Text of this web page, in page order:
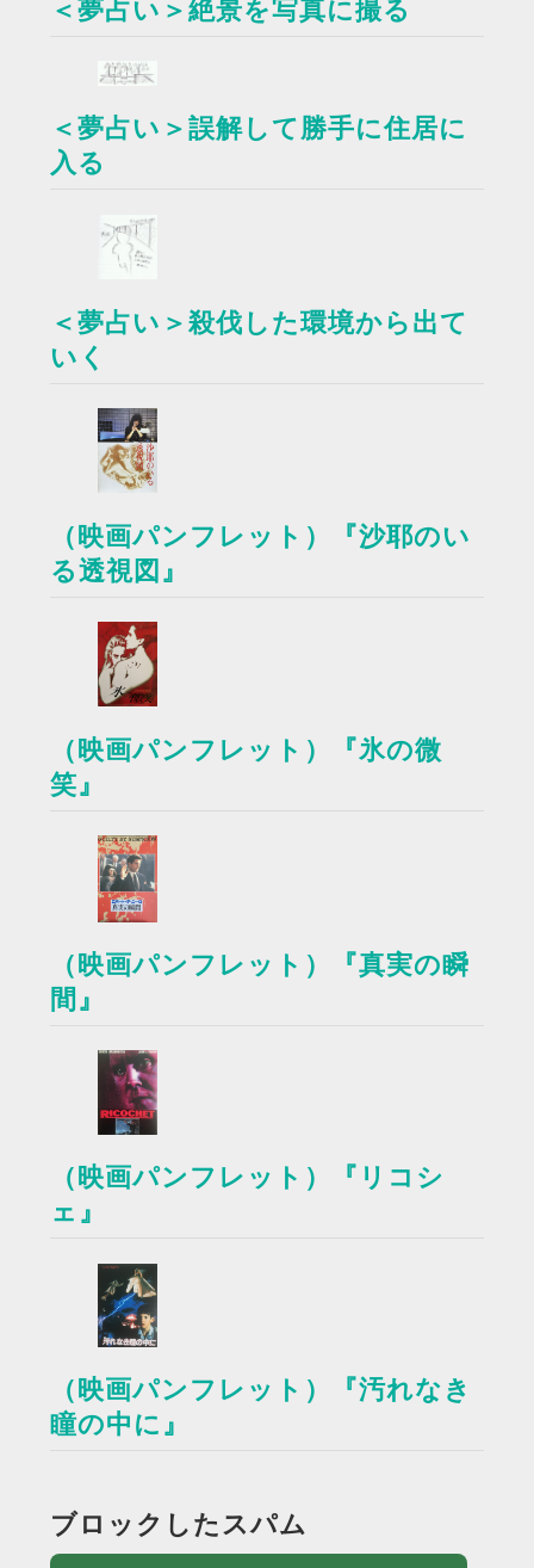
＜夢占い＞絶景を写真に撮る
＜夢占い＞誤解して勝手に住居に
入る
＜夢占い＞殺伐した環境から出て
いく
（映画パンフレット）『沙耶のい
る透視図』
（映画パンフレット）『氷の微
笑』
（映画パンフレット）『真実の瞬
間』
（映画パンフレット）『リコシ
ェ』
（映画パンフレット）『汚れなき
瞳の中に』
ブロックしたスパム